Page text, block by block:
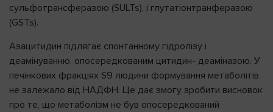
сульфотрансферазою (SULTs), і глутатіонтранферазою
(GSTs).
Азацитидин підлягає спонтанному гідролізу і
деамінуванню, опосередкованим цитидин- деаміназою. У
печінкових фракціях S9 людини формування метаболітів
не залежало від НАДФН. Це дає змогу зробити висновок
про те, що метаболізм не був опосередкований